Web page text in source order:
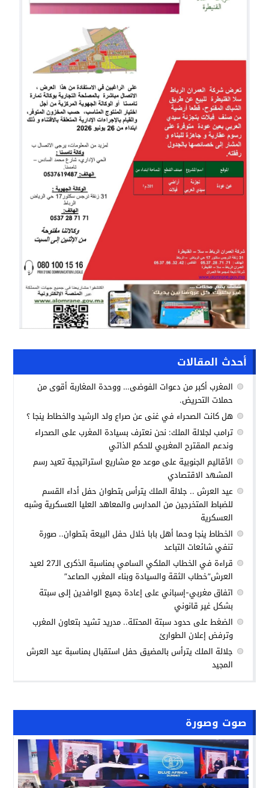
صوت وصورة
أحدث المقالات
المغرب أكبر من دعوات الفوضى… ووحدة المغاربة أقوى من
حملات التحريض.
هل كانت الصحراء في غنى عن صراع ولد الرشيد والخطاط ينجا ؟
ترامب لجلالة الملك: نحن نعترف بسيادة المغرب على الصحراء
وندعم المقترح المغربي للحكم الذاتي
الأقاليم الجنوبية على موعد مع مشاريع استراتيجية تعيد رسم
المشهد الاقتصادي
عيد العرش .. جلالة الملك يترأس بتطوان حفل أداء القسم
للضباط المتخرجين من المدارس والمعاهد العليا العسكرية وشبه
العسكرية
الخطاط ينجا وحما أهل بابا خلال حفل البيعة بتطوان.. صورة
تنفي شائعات التباعد
قراءة في الخطاب الملكي السامي بمناسبة الذكرى الـ27 لعيد
العرش”خطاب الثقة والسيادة وبناء المغرب الصاعد”
اتفاق مغربي-إسباني على إعادة جميع الوافدين إلى سبتة
بشكل غير قانوني
الضغط على حدود سبتة المحتلة.. مدريد تشيد بتعاون المغرب
وترفض إعلان الطوارئ
جلالة الملك يترأس بالمضيق حفل استقبال بمناسبة عيد العرش
المجيد